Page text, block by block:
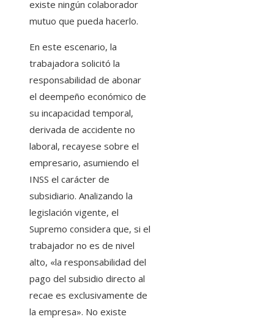
existe ningún colaborador
mutuo que pueda hacerlo.
En este escenario, la
trabajadora solicitó la
responsabilidad de abonar
el deempeño económico de
su incapacidad temporal,
derivada de accidente no
laboral, recayese sobre el
empresario, asumiendo el
INSS el carácter de
subsidiario. Analizando la
legislación vigente, el
Supremo considera que, si el
trabajador no es de nivel
alto, «la responsabilidad del
pago del subsidio directo al
recae es exclusivamente de
la empresa». No existe